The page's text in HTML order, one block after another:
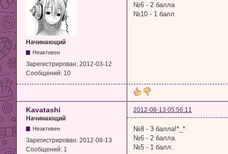
Начинающий
Неактивен
Зарегистрирован: 2012-03-12
Сообщений: 10
№6 - 2 балла
№10 - 1 балл
Kavatashi
2012-08-13 05:56:11
Начинающий
Неактивен
Зарегистрирован: 2012-08-13
Сообщений: 1
№8 - 3 балла!*_*
№6 - 2 балла.
№5 - 1 балл.